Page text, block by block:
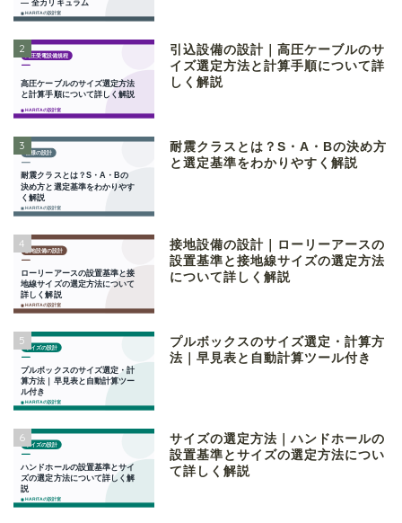
2
引込設備の設計｜高圧ケーブルのサ
イズ選定方法と計算手順について詳
しく解説
3
耐震クラスとは？S・A・Bの決め方
と選定基準をわかりやすく解説
4
接地設備の設計｜ローリーアースの
設置基準と接地線サイズの選定方法
について詳しく解説
5
プルボックスのサイズ選定・計算方
法｜早見表と自動計算ツール付き
6
サイズの選定方法｜ハンドホールの
設置基準とサイズの選定方法につい
て詳しく解説